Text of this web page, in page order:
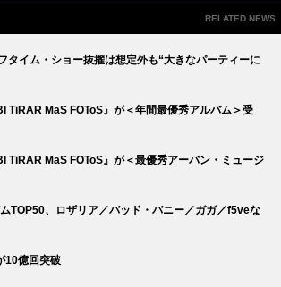
RELATED NEWS
タイム・ショー抜擢は想定外も“大きなパーティーに
TiRAR MaS FOToS』が＜年間最優秀アルバム＞受
TiRAR MaS FOToS』が＜最優秀アーバン・ミュージ
TOP50、ロザリア／バッド・バニー／ガガ／f5veな
10億回突破